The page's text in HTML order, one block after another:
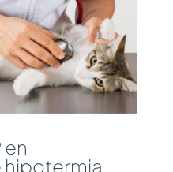
hipotermia